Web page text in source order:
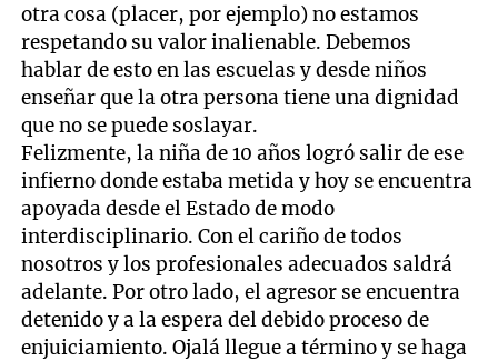
otra cosa (placer, por ejemplo) no estamos
respetando su valor inalienable. Debemos
hablar de esto en las escuelas y desde niños
enseñar que la otra persona tiene una dignidad
que no se puede soslayar.
Felizmente, la niña de 10 años logró salir de ese
infierno donde estaba metida y hoy se encuentra
apoyada desde el Estado de modo
interdisciplinario. Con el cariño de todos
nosotros y los profesionales adecuados saldrá
adelante. Por otro lado, el agresor se encuentra
detenido y a la espera del debido proceso de
enjuiciamiento. Ojalá llegue a término y se haga